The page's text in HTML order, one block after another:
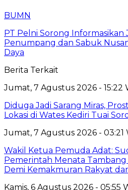
BUMN
PT Pelni Sorong Informasikan
Penumpang dan Sabuk
Daya
Berita Terkait
Jumat, 7 Agustus 2026 - 15:22
Diduga Jadi Sarang Miras,
Lokasi di Wates Kediri Tuai
Jumat, 7 Agustus 2026 - 03:21
Wakil Ketua Pemuda Adat:
Pemerintah Menata
Demi Kemakmuran Rakyat
Kamis, 6 Agustus 2026 - 05:55